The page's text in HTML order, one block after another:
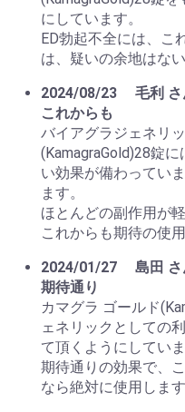
にしています。
ED勃起不全には、こ
は、疑いの余地はな
2024/08/23
毛利
これからも
バイアグラジェネリ
(KamagraGold)28錠
い効果が備わってい
ます。
ほとんどの副作用が
これからも期待の使
2024/01/27
島田
期待通り
カマグラ ゴールド
ェネリックとしての
て頂くようにしていま
期待通りの効果で、
なら絶対に使用します